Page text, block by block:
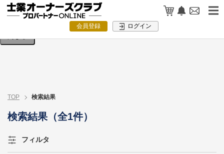
会員登録 ログイン
検索条件を入力してください。
TOP 検索結果
検索結果（全1件）
フィルタ